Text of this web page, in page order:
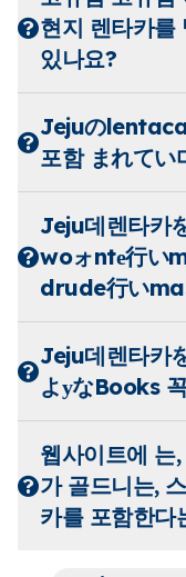
현지 렌타카를
있나요?
Jejuの
포함 まれてい
Jeju데렌타카
woォntе行い
drude行い
Jeju데렌타카
よуなBooks
웹사이트에 는
가 골드니는,
카를 포함한다